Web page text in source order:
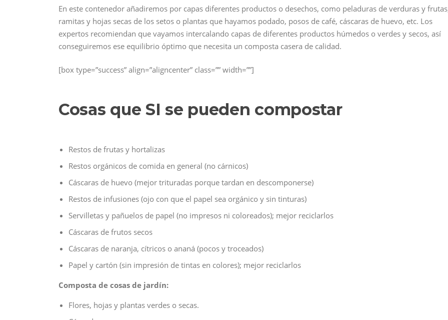
En este contenedor añadiremos por capas diferentes productos o desechos, como peladuras de verduras y
ramitas y hojas secas de los setos o plantas que hayamos podado, posos de café, cáscaras de huevo, etc. Los
expertos recomiendan que vayamos intercalando capas de diferentes productos húmedos o verdes y secos, así
conseguiremos ese equilibrio óptimo que necesita un composta casera de calidad.
[box type=”success” align=”aligncenter” class=”” width=””]
Cosas que SI se pueden compostar
Restos de frutas y hortalizas
Restos orgánicos de comida en general (no cárnicos)
Cáscaras de huevo (mejor trituradas porque tardan en descomponerse)
Restos de infusiones (ojo con que el papel sea orgánico y sin tinturas)
Servilletas y pañuelos de papel (no impresos ni coloreados); mejor reciclarlos
Cáscaras de frutos secos
Cáscaras de naranja, cítricos o ananá (pocos y troceados)
Papel y cartón (sin impresión de tintas en colores); mejor reciclarlos
Composta de cosas de jardín:
Flores, hojas y plantas verdes o secas.